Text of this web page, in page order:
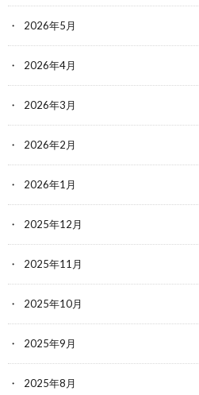
2026年5月
2026年4月
2026年3月
2026年2月
2026年1月
2025年12月
2025年11月
2025年10月
2025年9月
2025年8月